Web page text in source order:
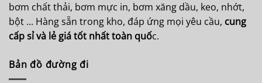
bơm chất thải, bơm mực in, bơm xăng dầu, keo, nhớt,
bột ... Hàng sẵn trong kho, đáp ứng mọi yêu cầu, cung
cấp sỉ và lẻ giá tốt nhất toàn quốc.
Bản đồ đường đi